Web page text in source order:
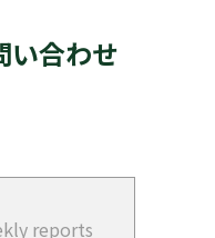
い合わせ
reports